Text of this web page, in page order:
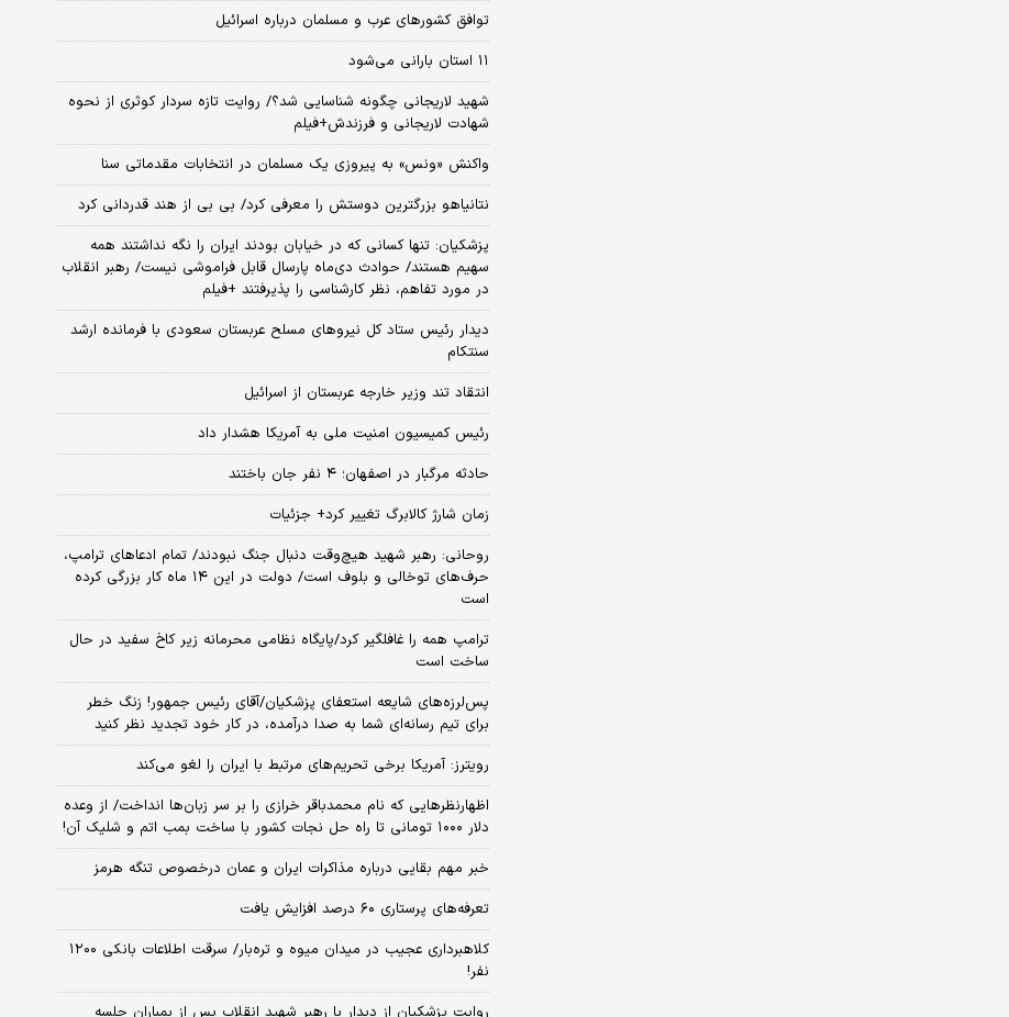
توافق کشورهای عرب و مسلمان درباره اسرائیل
۱۱ استان بارانی می‌شود
شهید لاریجانی چگونه شناسایی شد؟/ روایت تازه سردار کوثری از نحوه
شهادت لاریجانی و فرزندش+فیلم
واکنش «ونس» به پیروزی یک مسلمان در انتخابات مقدماتی سنا
نتانیاهو بزرگترین دوستش را معرفی کرد/ بی بی از هند قدردانی کرد
پزشکیان: تنها کسانی که در خیابان بودند ایران را نگه نداشتند همه
سهیم هستند/ حوادث دی‌ماه پارسال قابل فراموشی نیست/ رهبر انقلاب
در مورد تفاهم، نظر کارشناسی را پذیرفتند +فیلم
دیدار رئیس ستاد کل نیروهای مسلح عربستان سعودی با فرمانده ارشد
سنتکام
انتقاد تند وزیر خارجه عربستان از اسرائیل
رئیس کمیسیون امنیت ملی به آمریکا هشدار داد
حادثه مرگبار در اصفهان؛ ۴ نفر جان باختند
زمان شارژ کالابرگ تغییر کرد+ جزئیات
روحانی: رهبر شهید هیچ‌وقت دنبال جنگ نبودند/ تمام ادعاهای ترامپ،
حرف‌های توخالی و بلوف است/ دولت در این ۱۴ ماه کار بزرگی کرده
است
ترامپ همه را غافلگیر کرد/پایگاه نظامی محرمانه زیر کاخ سفید در حال
ساخت است
پس‌لرزه‌های شایعه استعفای پزشکیان/آقای رئیس جمهور! زنگ خطر
برای تیم رسانه‌ای شما به صدا درآمده، در کار خود تجدید نظر کنید
رویترز: آمریکا برخی تحریم‌های مرتبط با ایران را لغو می‌کند
اظهارنظرهایی که نام محمدباقر خرازی را بر سر زبان‌ها انداخت/ از وعده
دلار ۱۰۰۰ تومانی تا راه حل نجات کشور با ساخت بمب اتم و شلیک آن!
خبر مهم بقایی درباره مذاکرات ایران و عمان درخصوص تنگه هرمز
تعرفه‌های پرستاری ۶۰ درصد افزایش یافت
کلاهبرداری عجیب در میدان میوه و تره‌بار/ سرقت اطلاعات بانکی ۱۲۰۰
نفر!
روایت پزشکیان از دیدار با رهبر شهید انقلاب پس از بمباران جلسه